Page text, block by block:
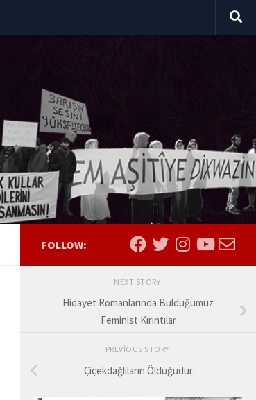
FOLLOW:
NEXT STORY
Hidayet Romanlarında Bulduğumuz
Feminist Kırıntılar
PREVIOUS STORY
Çiçekdağlıların Öldüğüdür